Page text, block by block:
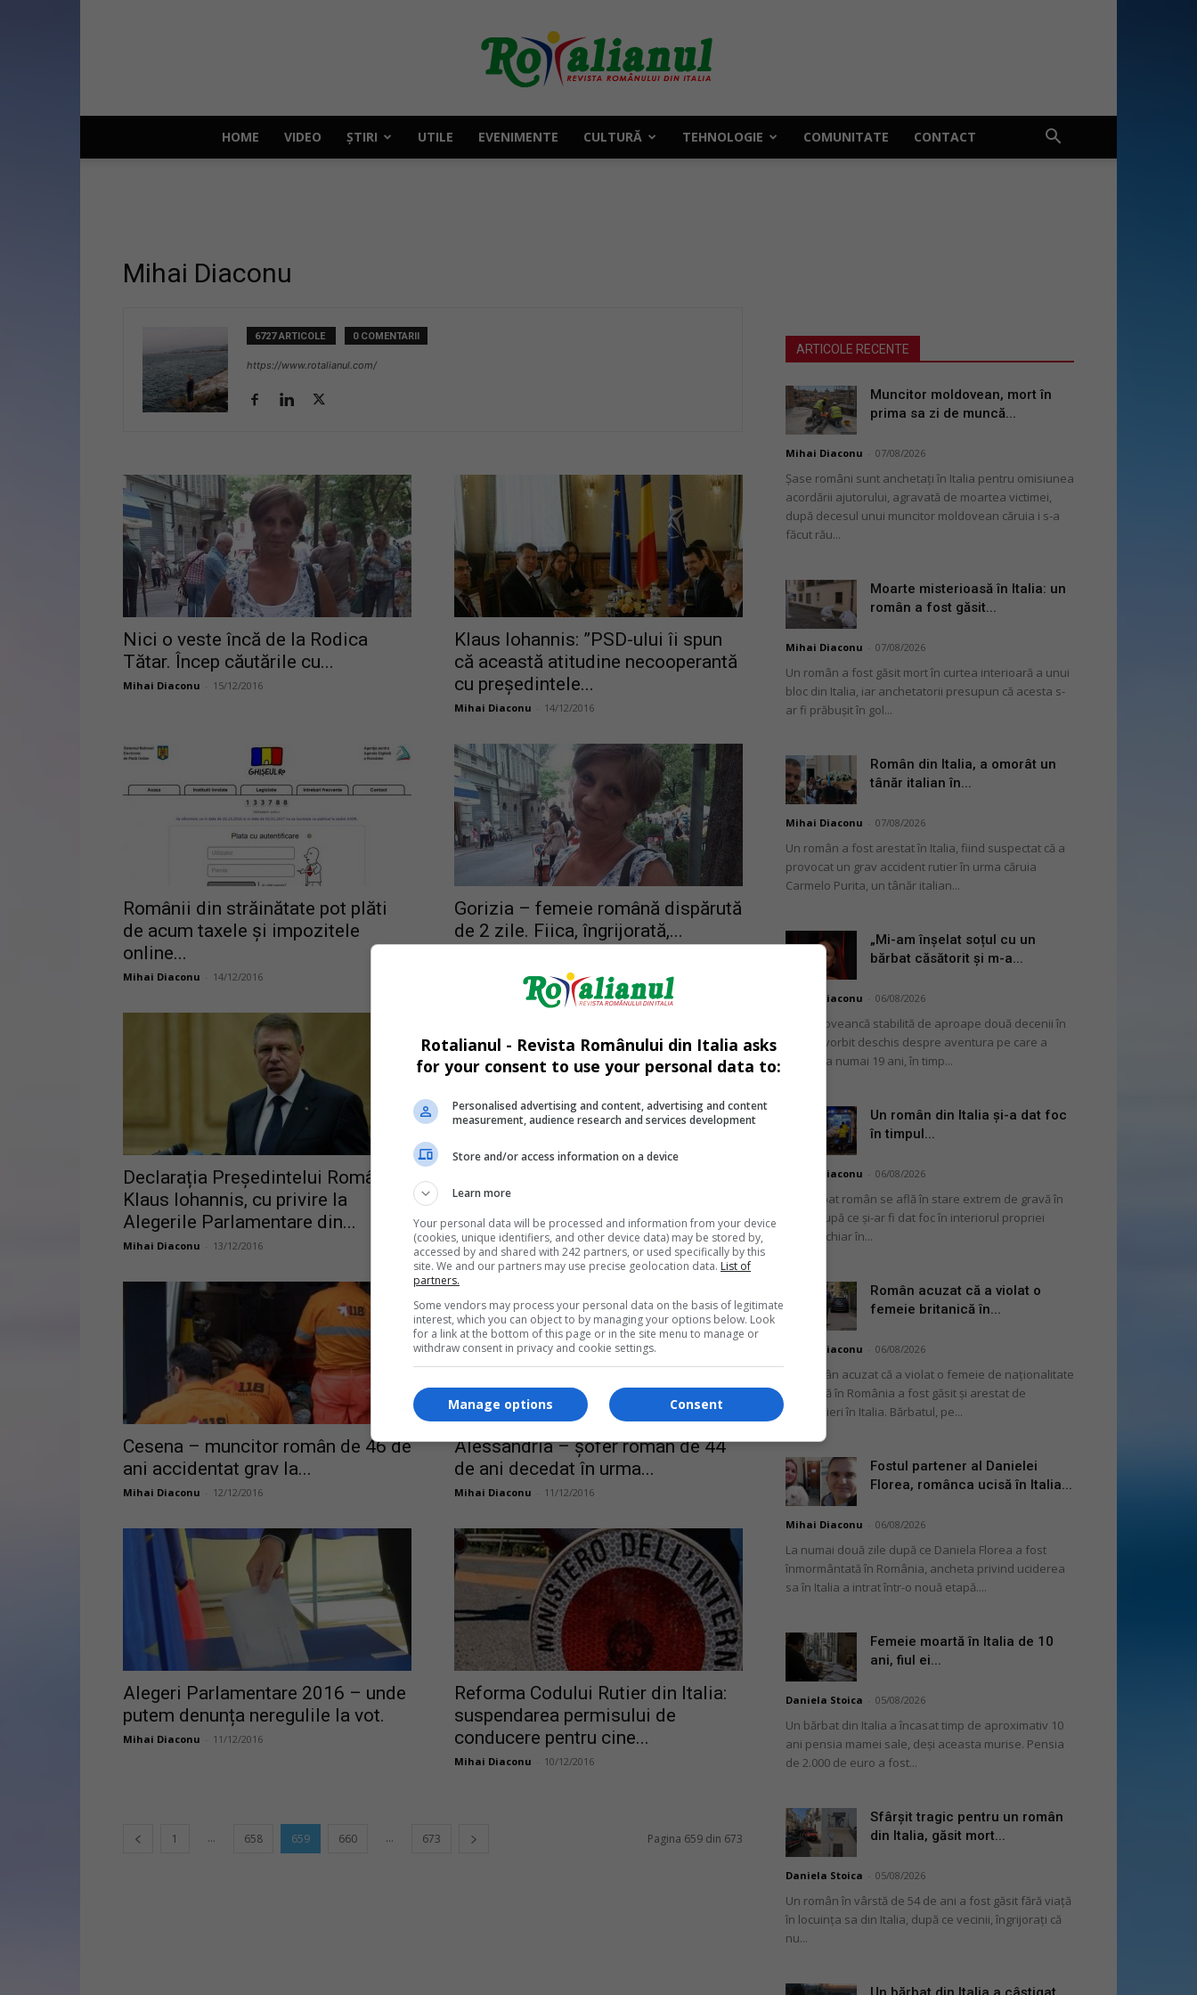
Rotalianul
românului
din
HOME VIDEO ȘTIRI UTILE EVENIMENTE CULTURĂ TEHNOLOGIE COMUNITATE CONTACT
Mihai Diaconu
6727 ARTICOLE 0 COMENTARII
https://www.rotalianul.com/
Nici o veste încă de la Rodica
Tătar. Încep căutările cu...
Mihai Diaconu 15/12/2016
Klaus Iohannis: ”PSD-ului îi spun
că această atitudine necooperantă
cu președintele...
Mihai Diaconu 14/12/2016
Românii din străinătate pot plăti
de acum taxele și impozitele
online...
Mihai Diaconu 14/12/2016
Gorizia – femeie română dispărută
de 2 zile. Fiica, îngrijorată,...
Declarația Președintelui României,
Klaus Iohannis, cu privire la
Alegerile Parlamentare din...
Mihai Diaconu 13/12/2016
lovit de o...
Mihai Diaconu - 13/12/2016
Cesena – muncitor român de 46 de
ani accidentat grav la...
Mihai Diaconu 12/12/2016
Alessandria – șofer român de 44
de ani decedat în urma...
Mihai Diaconu 11/12/2016
Alegeri Parlamentare 2016 – unde
putem denunța neregulile la vot.
Mihai Diaconu 11/12/2016
Reforma Codului Rutier din Italia:
suspendarea permisului de
conducere pentru cine...
Mihai Diaconu 10/12/2016
1 ... 658 659 660 ... 673 Pagina 659 din 673
ARTICOLE RECENTE
Muncitor moldovean, mort în
prima sa zi de muncă...
Mihai Diaconu 07/08/2026
Șase români sunt anchetați în Italia pentru omisiunea
acordării ajutorului, agravată de moartea victimei,
după decesul unui muncitor moldovean căruia i s-a
făcut rău...
Moarte misterioasă în Italia: un
român a fost găsit...
Mihai Diaconu 07/08/2026
Un român a fost găsit mort în curtea interioară a unui
bloc din Italia, iar anchetatorii presupun că acesta s-
ar fi prăbușit în gol...
Român din Italia, a omorât un
tânăr italian în...
Mihai Diaconu 07/08/2026
Un român a fost arestat în Italia, fiind suspectat că a
provocat un grav accident rutier în urma căruia
Carmelo Purita, un tânăr italian...
„Mi-am înșelat soțul cu un
bărbat căsătorit și m-a...
Mihai Diaconu 06/08/2026
O moldoveancă stabilită de aproape două decenii în
Italia a vorbit deschis despre aventura pe care a
avut-o la numai 19 ani, în timp...
Un român din Italia și-a dat foc
în timpul...
Mihai Diaconu 06/08/2026
Un bărbat român se află în stare extrem de gravă în
Italia, după ce și-ar fi dat foc în interiorul propriei
mașini, chiar în...
Român acuzat că a violat o
femeie britanică în...
Mihai Diaconu 06/08/2026
Un român acuzat că a violat o femeie de naționalitate
britanică în România a fost găsit și arestat de
carabinieri în Italia. Bărbatul, pe...
Fostul partener al Danielei
Florea, românca ucisă în Italia...
Mihai Diaconu 06/08/2026
La numai două zile după ce Daniela Florea a fost
înmormântată în România, ancheta privind uciderea
sa în Italia a intrat într-o nouă etapă....
Femeie moartă în Italia de 10
ani, fiul ei...
Daniela Stoica 05/08/2026
Un bărbat din Italia a încasat timp de aproximativ 10
ani pensia mamei sale, deși aceasta murise. Pensia
de 2.000 de euro a fost...
Sfârșit tragic pentru un român
din Italia, găsit mort...
Daniela Stoica 05/08/2026
Un român în vârstă de 54 de ani a fost găsit fără viață
în locuința sa din Italia, după ce vecinii, îngrijorați că
nu...
Rotalianul - Revista Românului din Italia asks
for your consent to use your personal data to:
Personalised advertising and content, advertising and content
measurement, audience research and services development
Store and/or access information on a device
Learn more
Your personal data will be processed and information from your device
(cookies, unique identifiers, and other device data) may be stored by,
accessed by and shared with 242 partners, or used specifically by this
site. We and our partners may use precise geolocation data. List of
partners.
Some vendors may process your personal data on the basis of legitimate
interest, which you can object to by managing your options below. Look
for a link at the bottom of this page or in the site menu to manage or
withdraw consent in privacy and cookie settings.
Consent
Manage options